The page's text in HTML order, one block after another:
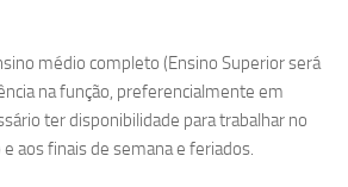
médio completo (Ensino Superior será
na função, preferencialmente em
ter disponibilidade para trabalhar no
aos finais de semana e feriados.